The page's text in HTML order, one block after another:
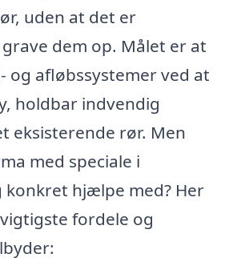
uden at det er
dem op. Målet er at
og afløbssystemer ved at
holdbar indvendig
eksisterende rør. Men
med speciale i
hjælpe med? Her
fordele og